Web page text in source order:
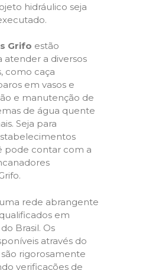
hidráulico seja
Grifo estão
atender a diversos
como caça
em vasos e
e manutenção de
de água quente
Seja para
pode contar com a
rede abrangente
em
Brasil. Os
através do
rigorosamente
verificações de